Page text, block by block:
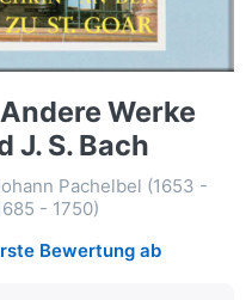
Werke
J. S. Bach
Pachelbel (1653 -
- 1750)
Bewertung ab